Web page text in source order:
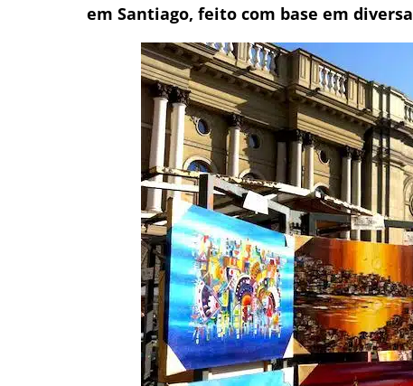
em Santiago, feito com base em